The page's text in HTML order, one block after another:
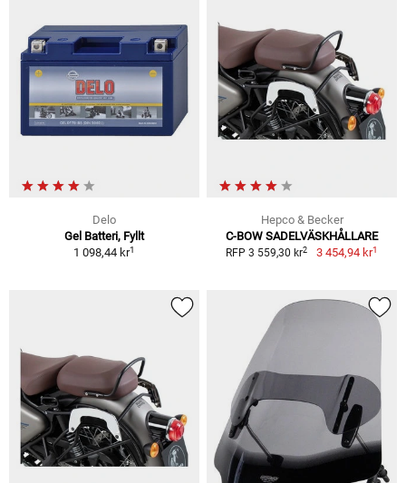
Delo
Gel Batteri, Fyllt
1 098,44 kr1
Hepco & Becker
C-BOW SADELVÄSKHÅLLARE
RFP 3 559,30 kr2 3 454,94 kr1